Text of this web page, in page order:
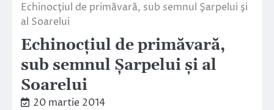
Echinocţiul de primăvară, sub semnul Şarpelui şi
al Soarelui
Echinocţiul de primăvară,
sub semnul Şarpelui şi al
Soarelui
20 martie 2014